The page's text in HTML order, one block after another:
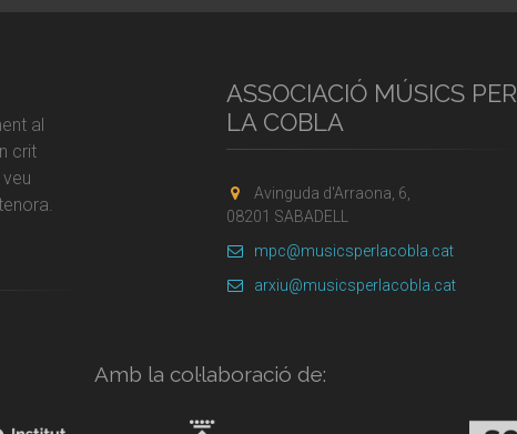
al
crit
ASSOCIACIÓ MÚSICS PER
LA COBLA
Avinguda d'Arraona, 6,
08201 SABADELL
mpc@musicsperlacobla.cat
arxiu@musicsperlacobla.cat
Amb la col·laboració de: